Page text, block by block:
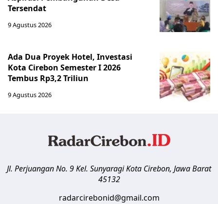
Tersendat
9 Agustus 2026
Ada Dua Proyek Hotel, Investasi
Kota Cirebon Semester I 2026
Tembus Rp3,2 Triliun
9 Agustus 2026
Jl. Perjuangan No. 9 Kel. SunyaragiKota Cirebon, Jawa Barat
45132
radarcirebonid@gmail.com